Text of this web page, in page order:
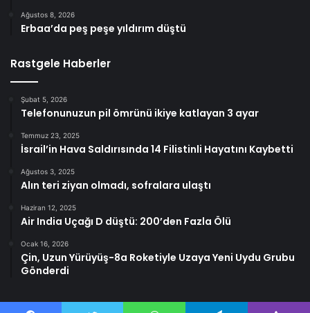
Ağustos 8, 2026
Erbaa’da peş peşe yıldırım düştü
Rastgele Haberler
Şubat 5, 2026
Telefonunuzun pil ömrünü ikiye katlayan 3 ayar
Temmuz 23, 2025
İsrail’in Hava Saldırısında 14 Filistinli Hayatını Kaybetti
Ağustos 3, 2025
Alın teri ziyan olmadı, sofralara ulaştı
Haziran 12, 2025
Air India Uçağı D düştü: 200’den Fazla Ölü
Ocak 16, 2026
Çin, Uzun Yürüyüş-8a Roketiyle Uzaya Yeni Uydu Grubu
Gönderdi